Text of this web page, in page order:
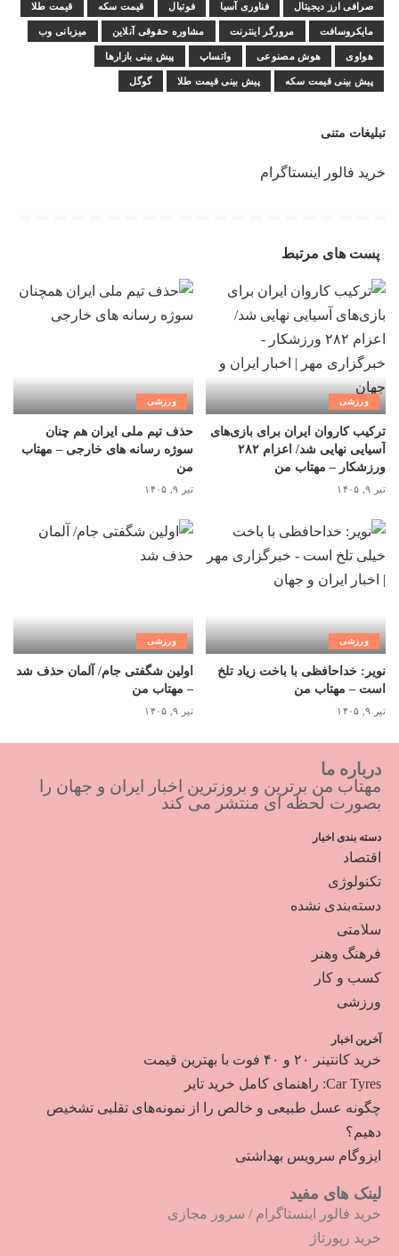
صرافی ارز دیجیتال فناوری آسیا فوتبال قیمت سکه قیمت طلا
مایکروسافت مرورگر اینترنت مشاوره حقوقی آنلاین میزبانی وب
هواوی هوش مصنوعی واتساپ پیش بینی بازارها
پیش بینی قیمت سکه پیش بینی قیمت طلا گوگل
تبلیغات متنی
خرید فالور اینستاگرام
پست های مرتبط
ورزشی
ترکیب کاروان ایران برای بازی‌های
آسیایی نهایی شد/ اعزام ۲۸۲
ورزشکار – مهتاب من
تیر ۹, ۱۴۰۵
ورزشی
حذف تیم ملی ایران هم چنان
سوژه رسانه های خارجی – مهتاب
من
تیر ۹, ۱۴۰۵
ورزشی
نویر: خداحافظی با باخت زیاد تلخ
است – مهتاب من
تیر ۹, ۱۴۰۵
ورزشی
اولین شگفتی جام/ آلمان حذف شد
– مهتاب من
تیر ۹, ۱۴۰۵
درباره ما
مهتاب من برترین و بروزترین اخبار ایران و جهان را
بصورت لحظه ای منتشر می کند
دسته بندی اخبار
اقتصاد
تکنولوژی
دسته‌بندی نشده
سلامتی
فرهنگ وهنر
کسب و کار
ورزشی
آخرین اخبار
خرید کانتینر ۲۰ و ۴۰ فوت با بهترین قیمت
Car Tyres: راهنمای کامل خرید تایر
چگونه عسل طبیعی و خالص را از نمونه‌های تقلبی تشخیص
دهیم؟
ایزوگام سرویس بهداشتی
لینک های مفید
خرید فالور اینستاگرام / سرور مجازی
خرید رپورتاژ